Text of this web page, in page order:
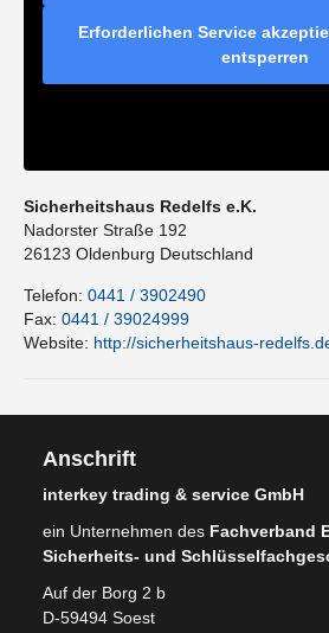
Erforderlichen Service
entsperren
Sicherheitshaus Redelfs e.K.
Nadorster Straße 192
26123 Oldenburg Deutschland
Telefon: 0441 / 3902490
Fax: 0441 / 39024999
Website: http://sicherheitshaus-
Anschrift
interkey trading & service GmbH
ein Unternehmen des Fachverband
Sicherheits- und
Auf der Borg 2 b
D-59494 Soest